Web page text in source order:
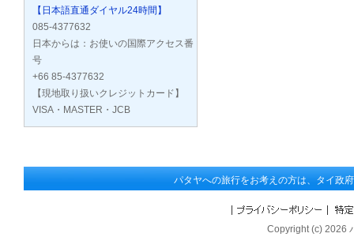
【日本語直通ダイヤル24時間】
085-4377632
日本からは：お使いの国際アクセス番
号
+66 85-4377632
【現地取り扱いクレジットカード】
VISA・MASTER・JCB
パタヤへの旅行をお考えの方は、タイ政
Copyright (c) 2026